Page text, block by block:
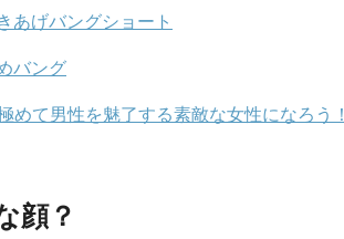
あげバングショート
バング
めて男性を魅了する素敵な女性になろう！
顔？